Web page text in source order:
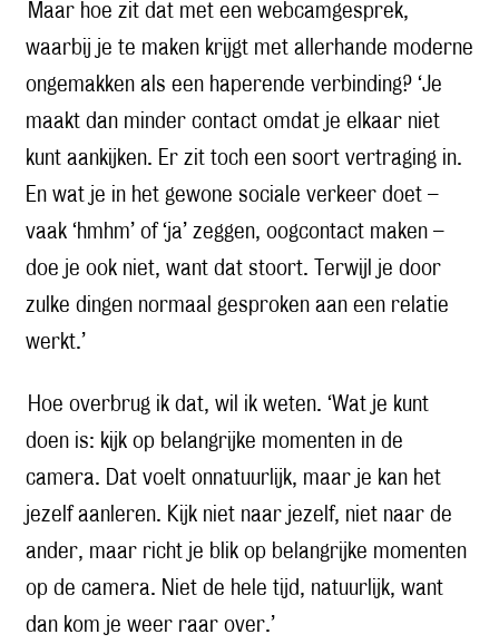
Maar hoe zit dat met een webcamgesprek,
waarbij je te maken krijgt met allerhande moderne
ongemakken als een haperende verbinding? ‘Je
maakt dan minder contact omdat je elkaar niet
kunt aankijken. Er zit toch een soort vertraging in.
En wat je in het gewone sociale verkeer doet –
vaak ‘hmhm’ of ‘ja’ zeggen, oogcontact maken –
doe je ook niet, want dat stoort. Terwijl je door
zulke dingen normaal gesproken aan een relatie
werkt.’
Hoe overbrug ik dat, wil ik weten. ‘Wat je kunt
doen is: kijk op belangrijke momenten in de
camera. Dat voelt onnatuurlijk, maar je kan het
jezelf aanleren. Kijk niet naar jezelf, niet naar de
ander, maar richt je blik op belangrijke momenten
op de camera. Niet de hele tijd, natuurlijk, want
dan kom je weer raar over.’